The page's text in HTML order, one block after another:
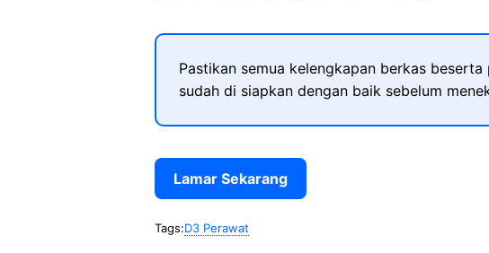
Pastikan semua kelengkapan berkas
sudah di siapkan dengan baik sebelum
Lamar Sekarang
Tags:D3 Perawat